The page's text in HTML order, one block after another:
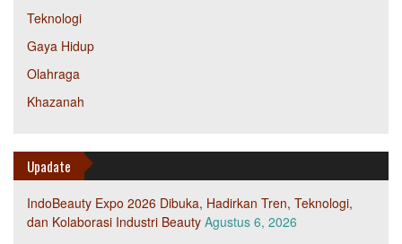
Teknologi
Gaya Hidup
Olahraga
Khazanah
Upadate
IndoBeauty Expo 2026 Dibuka, Hadirkan Tren, Teknologi,
dan Kolaborasi Industri Beauty Agustus 6, 2026